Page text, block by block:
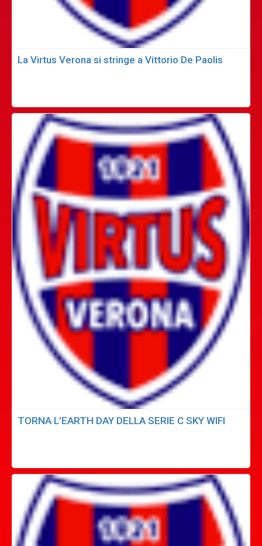
La Virtus Verona si stringe a Vittorio De Paolis
TORNA L’EARTH DAY DELLA SERIE C SKY WIFI